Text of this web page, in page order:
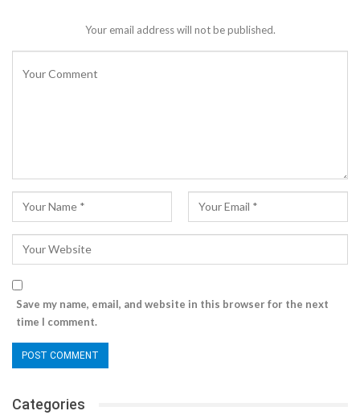
Your email address will not be published.
Save my name, email, and website in this browser for the next
time I comment.
Categories